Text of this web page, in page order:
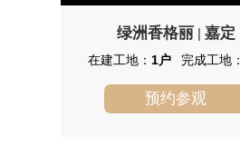
绿洲香格丽
绿洲香格丽 嘉定
在建工地： 1户 完成工地：
预约参观